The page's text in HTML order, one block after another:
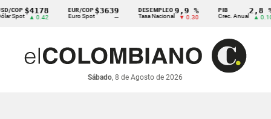
$4178
▲ 0.42
EUR/COP
Euro Spot
$3639
—
DESEMPLEO
Tasa Nacional
9,9 %
▼ 0.30
PIB
Crec. Anual
2,8 %
▲ 0.10
Sábado, 8 de Agosto de 2026